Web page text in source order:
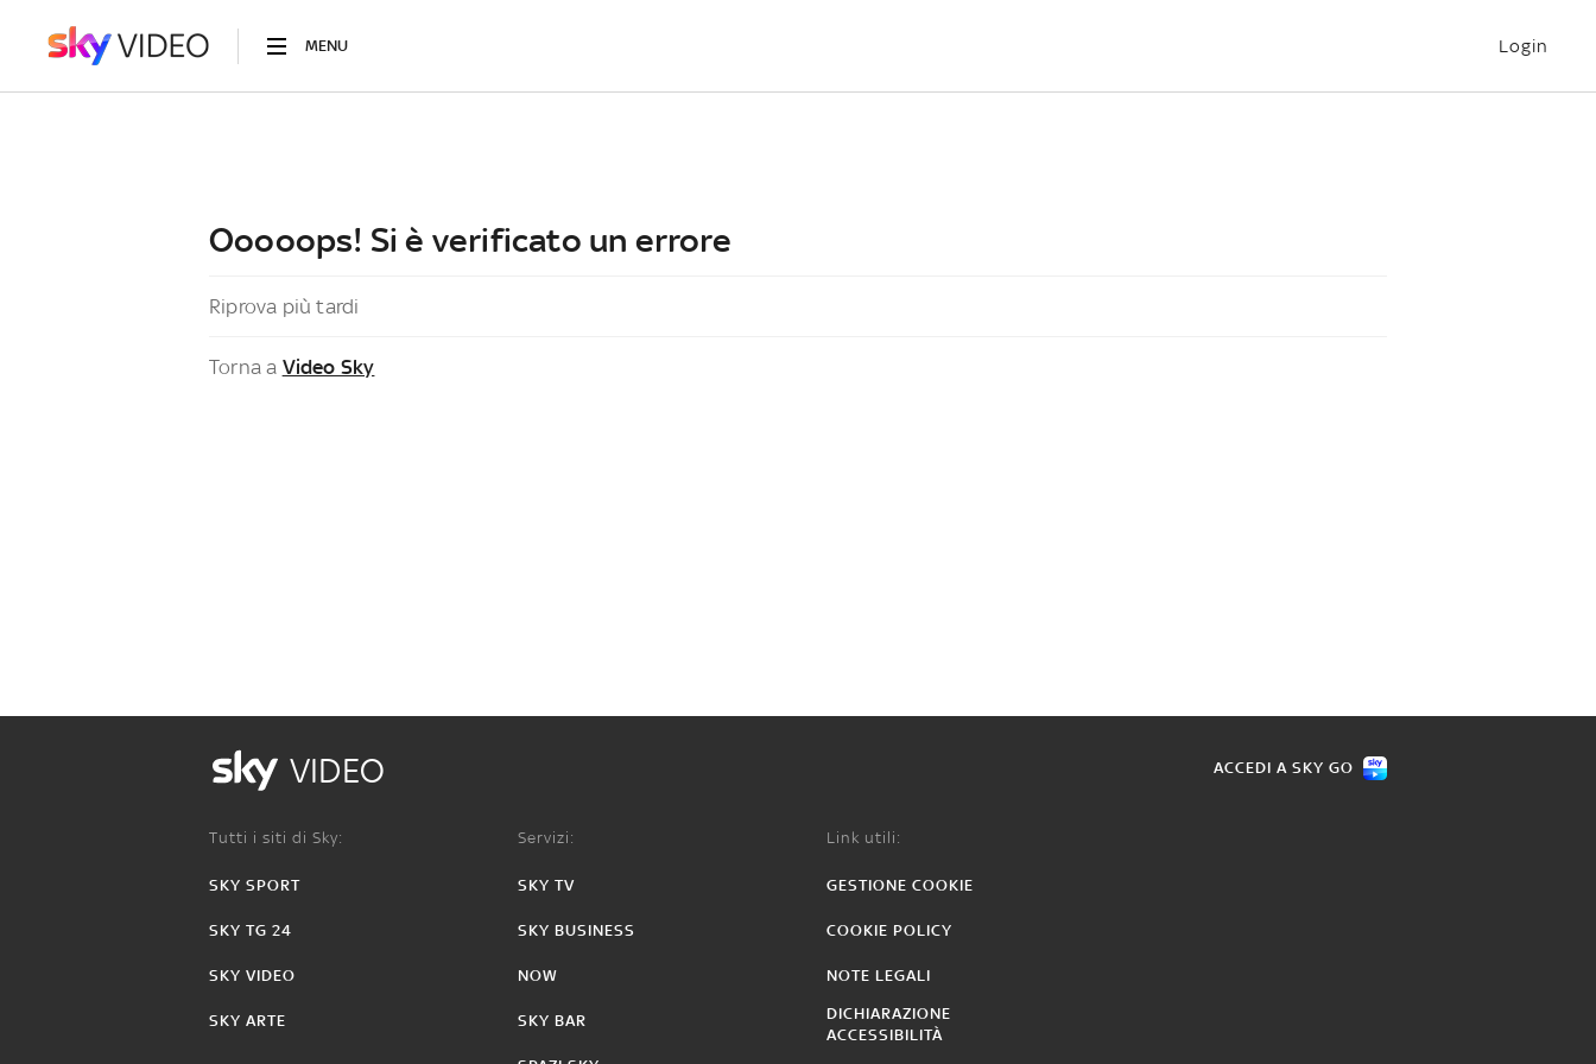
MENU Login
Ooooops! Si è verificato un errore
Riprova più tardi
Torna a Video Sky
VIDEO ACCEDI A SKY GO
Tutti i siti di Sky:
SKY SPORT
SKY TG 24
SKY VIDEO
SKY ARTE
Servizi:
SKY TV
SKY BUSINESS
NOW
SKY BAR
Link utili:
GESTIONE COOKIE
COOKIE POLICY
NOTE LEGALI
DICHIARAZIONE
ACCESSIBILITÀ